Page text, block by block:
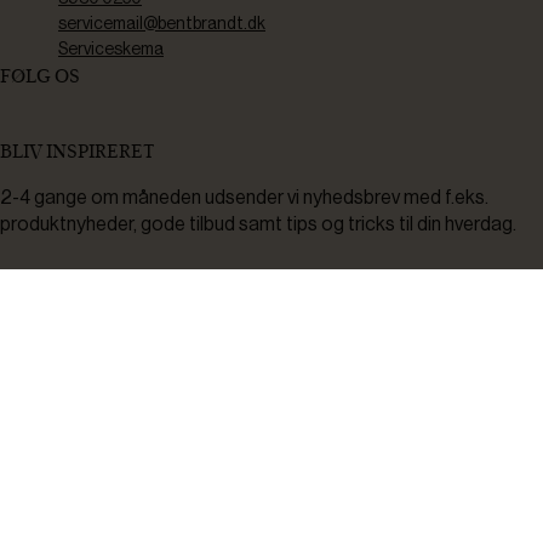
servicemail@bentbrandt.dk
Serviceskema
FØLG OS
BLIV INSPIRERET
2-4 gange om måneden udsender vi nyhedsbrev med f.eks.
produktnyheder, gode tilbud samt tips og tricks til din hverdag.